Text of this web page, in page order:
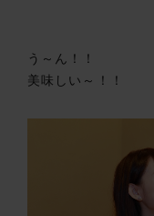
う～ん！！
美味しい～！！